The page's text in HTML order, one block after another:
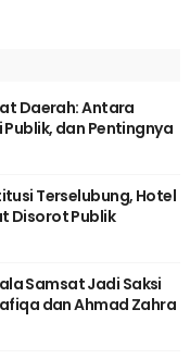
Daerah: Antara
dan Pentingnya
Terselubung, Hotel
Disorot Publik
Samsat Jadi Saksi
dan Ahmad Zahra